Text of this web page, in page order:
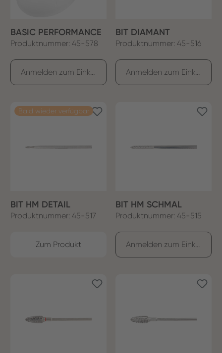
BASIC PERFORMANCE
Produktnummer: 45-578
BIT DIAMANT
Produktnummer: 45-516
Bald wieder verfügbar
BIT HM DETAIL
Produktnummer: 45-517
Zum Produkt
BIT HM SCHMAL
Produktnummer: 45-515